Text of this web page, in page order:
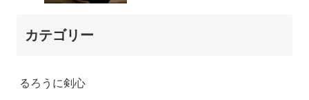
カテゴリー
るろうに剣心